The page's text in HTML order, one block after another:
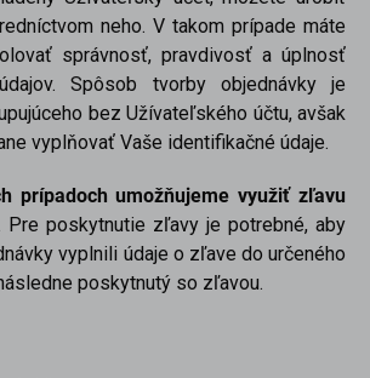
neho. V takom prípade máte
správnosť, pravdivosť a úplnosť
Spôsob tvorby objednávky je
bez Užívateľského účtu, avšak
vyplňovať Vaše identifikačné údaje.
prípadoch umožňujeme využiť zľavu
Pre poskytnutie zľavy je potrebné, aby
vyplnili údaje o zľave do určeného
poskytnutý so zľavou.